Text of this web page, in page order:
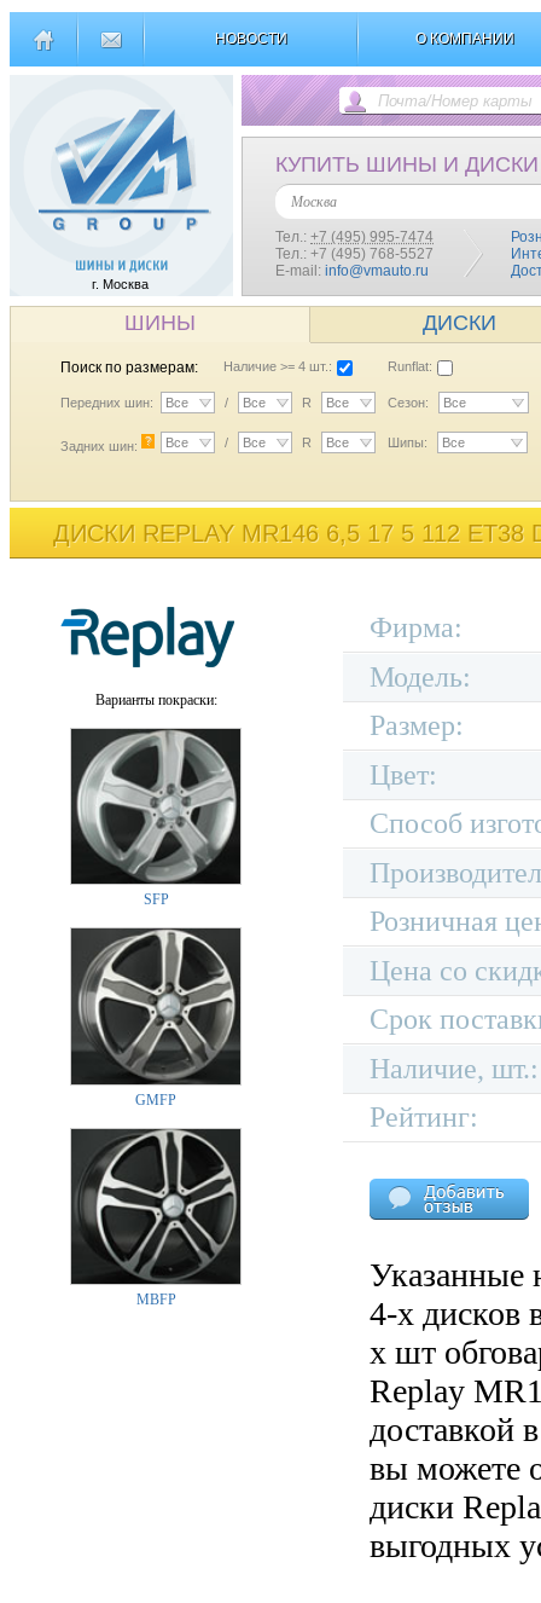
НОВОСТИ О КОМПАНИИ
г. Москва
КУПИТЬ ШИНЫ И ДИСКИ
Москва
Тел.: +7 (495) 995-7474
Тел.: +7 (495) 768-5527
E-mail: info@vmauto.ru
ШИНЫ ДИСКИ
Поиск по размерам: Наличие >= 4 шт.: Runflat:
Передних шин: Все / Все R Все Сезон: Все
Задних шин: ? Все / Все R Все Шипы: Все
ДИСКИ REPLAY MR146 6,5 17 5 112 ET38
Варианты покраски:
SFP
GMFP
MBFP
Фирма:
Модель:
Размер:
Цвет:
Способ
Розничная
Цена со
Срок
Наличие, шт.:
Рейтинг:
Указанные
4-х дисков
х шт
Replay
доставкой
вы можете
диски
выгодных